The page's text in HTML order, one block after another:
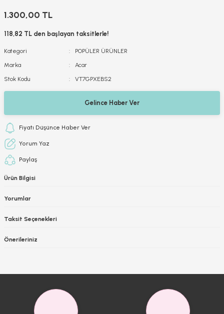
1.300,00 TL
118,82 TL den başlayan taksitlerle!
Kategori
POPÜLER ÜRÜNLER
Marka
Acar
Stok Kodu
VT7GPXEBS2
Gelince Haber Ver
Fiyatı Düşünce Haber Ver
Yorum Yaz
Paylaş
Ürün Bilgisi
Yorumlar
Taksit Seçenekleri
Önerileriniz